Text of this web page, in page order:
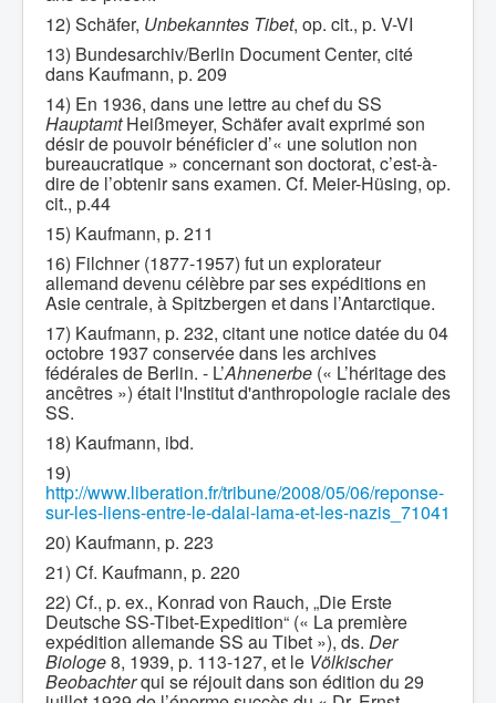
12) Schäfer, Unbekanntes Tibet, op. cit., p. V-VI
13) Bundesarchiv/Berlin Document Center, cité
dans Kaufmann, p. 209
14) En 1936, dans une lettre au chef du SS
HauptamtHeißmeyer, Schäfer avait exprimé son
désir de pouvoir bénéficier d’« une solution non
bureaucratique » concernant son doctorat, c’est-à-
dire de l’obtenir sans examen. Cf. Meier-Hüsing, op.
cit., p.44
15) Kaufmann, p. 211
16) Filchner (1877-1957) fut un explorateur
allemand devenu célèbre par ses expéditions en
Asie centrale, à Spitzbergen et dans l’Antarctique.
17) Kaufmann, p. 232, citant une notice datée du 04
octobre 1937 conservée dans les archives
fédérales de Berlin. - L’Ahnenerbe (« L’héritage des
ancêtres ») était l'Institut d'anthropologie raciale des
SS.
18) Kaufmann, ibd.
19)
http://www.liberation.fr/tribune/2008/05/06/reponse-
sur-les-liens-entre-le-dalai-lama-et-les-nazis_71041
20) Kaufmann, p. 223
21) Cf. Kaufmann, p. 220
22) Cf., p. ex., Konrad von Rauch, „Die Erste
Deutsche SS-Tibet-Expedition“ (« La première
expédition allemande SS au Tibet »), ds. Der
Biologe8, 1939, p. 113-127, et le Völkischer
Beobachterqui se réjouit dans son édition du 29